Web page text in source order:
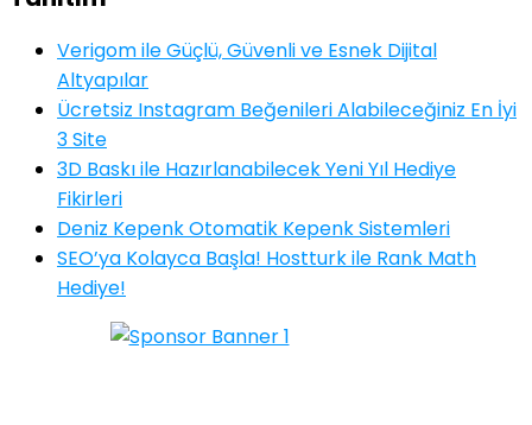
Verigom ile Güçlü, Güvenli ve Esnek Dijital
Altyapılar
Ücretsiz Instagram Beğenileri Alabileceğiniz En İyi
3 Site
3D Baskı ile Hazırlanabilecek Yeni Yıl Hediye
Fikirleri
Deniz Kepenk Otomatik Kepenk Sistemleri
SEO’ya Kolayca Başla! Hostturk ile Rank Math
Hediye!